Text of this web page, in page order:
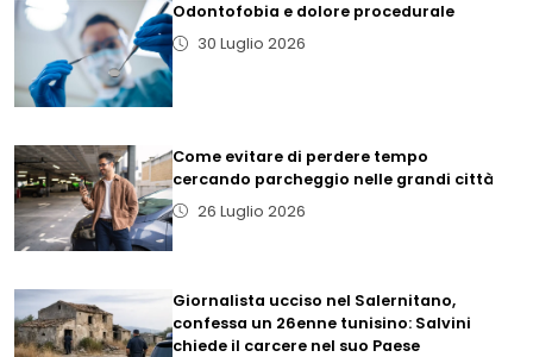
Odontofobia e dolore procedurale
30 Luglio 2026
Come evitare di perdere tempo
cercando parcheggio nelle grandi città
26 Luglio 2026
Giornalista ucciso nel Salernitano,
confessa un 26enne tunisino: Salvini
chiede il carcere nel suo Paese